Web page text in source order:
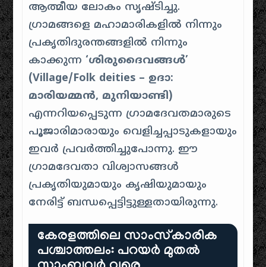
ആത്മീയ ലോകം സൃഷ്ടിച്ചു.
ഗ്രാമങ്ങളെ മഹാമാരികളിൽ നിന്നും
പ്രകൃതിദുരന്തങ്ങളിൽ നിന്നും
കാക്കുന്ന‘ശിരുദൈവങ്ങൾ’
(Village/Folk deities – ഉദാ:
മാരിയമ്മൻ, മുനിയാണ്ടി)
എന്നറിയപ്പെടുന്ന ഗ്രാമദേവതമാരുടെ
പൂജാരിമാരായും വെളിച്ചപ്പാടുകളായും
ഇവർ പ്രവർത്തിച്ചുപോന്നു. ഈ
ഗ്രാമദേവതാ വിശ്വാസങ്ങൾ
പ്രകൃതിയുമായും കൃഷിയുമായും
നേരിട്ട് ബന്ധപ്പെട്ടിട്ടുള്ളതായിരുന്നു.
കേരളത്തിലെ സാംസ്കാരിക
പശ്ചാത്തലം: പറയർ മുതൽ